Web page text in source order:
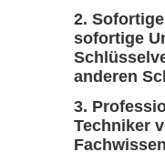
sofortige
anderen
Techniker